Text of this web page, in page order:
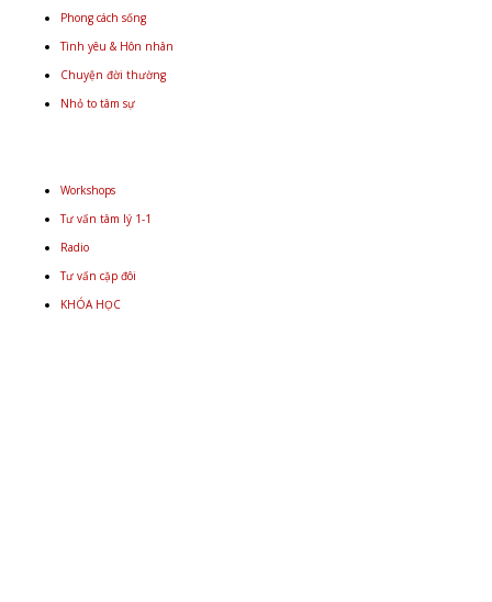
Phong cách sống
Tình yêu & Hôn nhân
Chuyện đời thường
Nhỏ to tâm sự
Workshops
Tư vấn tâm lý 1-1
Radio
Tư vấn cặp đôi
KHÓA HỌC